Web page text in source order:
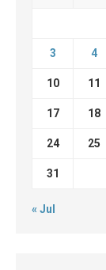
3 4
10 11
17 18
24 25
31
« Jul